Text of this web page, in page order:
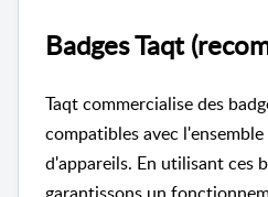
Badges Taqt
Taqt commercialise des
compatibles avec l'ensemble
d'appareils. En utilisant ces